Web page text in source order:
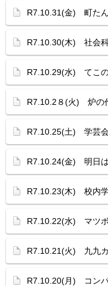
R7.10.31(金) 町た
R7.10.30(木) 社会
R7.10.29(水) てこ
R7.10.2８(火) 炉の
R7.10.25(土) 学芸
R7.10.24(金) 明日
R7.10.23(木) 校内
R7.10.22(水) マツ
R7.10.21(火) 九九
R7.10.20(月) コン